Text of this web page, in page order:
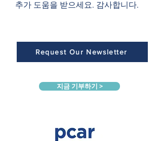
추가 도움을 받으세요. 감사합니다.
Request Our Newsletter
지금 기부하기 >